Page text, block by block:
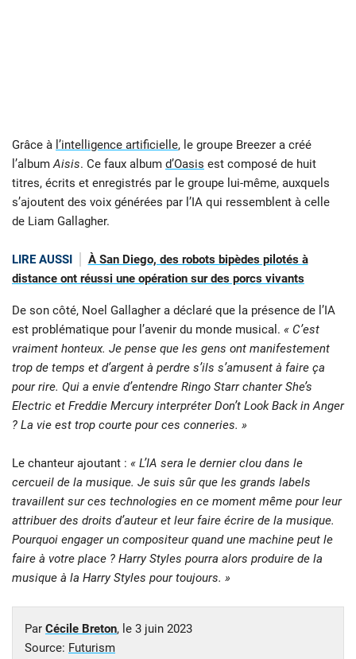
Grâce à l’intelligence artificielle, le groupe Breezer a créé
l’albumAisis. Ce faux album d’Oasis est composé de huit
titres, écrits et enregistrés par le groupe lui-même, auxquels
s’ajoutent des voix générées par l’IA qui ressemblent à celle
de Liam Gallagher.
LIRE AUSSI
À San Diego, des robots bipèdes pilotés à
distance ont réussi une opération sur des porcs vivants
De son côté, Noel Gallagher a déclaré que la présence de l’IA
est problématique pour l’avenir du monde musical. « C’est
vraiment honteux. Je pense que les gens ont manifestement
trop de temps et d’argent à perdre s’ils s’amusent à faire ça
pour rire. Qui a envie d’entendre Ringo Starr chanter She’s
Electric et Freddie Mercury interpréter Don’t Look Back in Anger
? La vie est trop courte pour ces conneries. »
Le chanteur ajoutant : « L’IA sera le dernier clou dans le
cercueil de la musique. Je suis sûr que les grands labels
travaillent sur ces technologies en ce moment même pour leur
attribuer des droits d’auteur et leur faire écrire de la musique.
Pourquoi engager un compositeur quand une machine peut le
faire à votre place ? Harry Styles pourra alors produire de la
musique à la Harry Styles pour toujours. »
Par Cécile Breton, le 3 juin 2023
Source: Futurism